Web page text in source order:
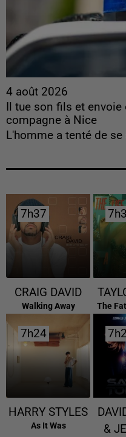
4 août 2026
Il tue son fils et
compagne à Nice
L'homme a tenté de
7h37
7h37
CRAIG DAVID
Walking Away The
7h24
7h24
HARRY STYLES
As It Was
&